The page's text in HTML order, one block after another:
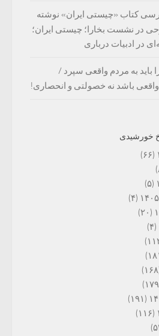
کتاب «چیستی ایران» نوشته
در نشست بخارا؛ چیستی ایران؛
در ادبیات درباری
باید به مردم واقعی سپرد /
واقعی باشد نه خصولتی و انحصاری!
خورشیدی
(۶۶)
(۵)
(۴)
(۲۰)
(۴)
(۱۹۱)
(۱۱۶)